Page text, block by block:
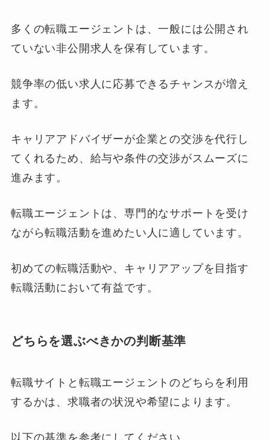
多くの転職エージェントは、一般には公開され
ていない非公開求人を保有しています。
競争率の低い求人に応募できるチャンスが増え
ます。
キャリアアドバイザーが企業との交渉を代行し
てくれるため、給与や条件の交渉がスムーズに
進みます。
転職エージェントは、専門的なサポートを受け
ながら転職活動を進めたい人に適しています。
初めての転職活動や、キャリアアップを目指す
転職活動において有益です。
どちらを選ぶべきかの判断基準
転職サイトと転職エージェントのどちらを利用
するかは、求職者の状況や希望によります。